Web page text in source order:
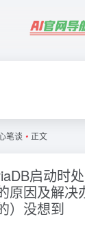
笔谈 • 正文
启动时
原因及解决
）没想到